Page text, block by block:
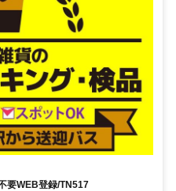
要WEB登録/TN517